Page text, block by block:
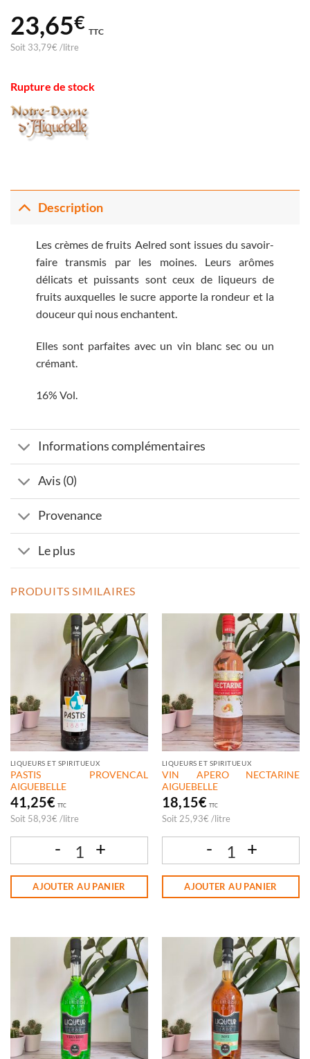
23,65€ TTC
Soit 33,79€ /litre
Rupture de stock
Description
Les crèmes de fruits Aelred sont issues du savoir-
faire transmis par les moines. Leurs arômes
délicats et puissants sont ceux de liqueurs de
fruits auxquelles le sucre apporte la rondeur et la
douceur qui nous enchantent.
Elles sont parfaites avec un vin blanc sec ou un
crémant.
16% Vol.
Informations complémentaires
Avis (0)
Provenance
Le plus
PRODUITS SIMILAIRES
LIQUEURS ET SPIRITUEUX
PASTIS PROVENCAL
AIGUEBELLE
41,25€ TTC
Soit 58,93€ /litre
AJOUTER AU PANIER
LIQUEURS ET SPIRITUEUX
VIN APERO NECTARINE
AIGUEBELLE
18,15€ TTC
Soit 25,93€ /litre
AJOUTER AU PANIER